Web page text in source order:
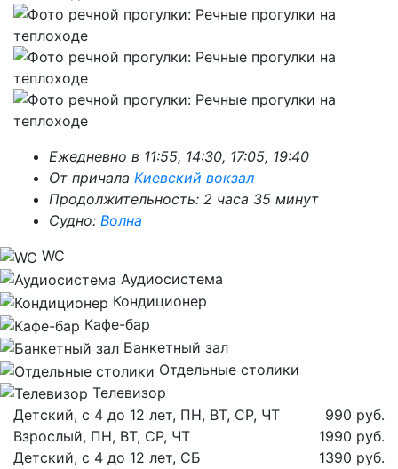
Ежедневно в 11:55, 14:30, 17:05, 19:40
От причала Киевский вокзал
Продолжительность: 2 часа 35 минут
Судно: Волна
WC
Аудиосистема
Кондиционер
Кафе-бар
Банкетный зал
Отдельные столики
Телевизор
Детский, с 4 до 12 лет, ПН, ВТ, СР, ЧТ
990 руб.
Взрослый, ПН, ВТ, СР, ЧТ
1990 руб.
Детский, с 4 до 12 лет, СБ
1390 руб.